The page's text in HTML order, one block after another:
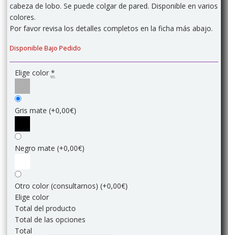
cabeza de lobo. Se puede colgar de pared. Disponible en varios
colores.
Por favor revisa los detalles completos en la ficha más abajo.
Disponible Bajo Pedido
Elige color *
Gris mate (+0,00€)
Negro mate (+0,00€)
Otro color (consultarnos) (+0,00€)
Elige color
Total del producto
Total de las opciones
Total